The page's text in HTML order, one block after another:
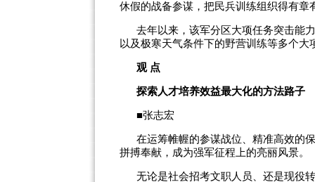
休假的战备参谋，把民兵训练组织得有章
去年以来，该军分区大项任务突击能
以及极寒天气条件下的野营训练等多个大
观 点
探索人才培养效益最大化的方法路子
■张志宏
在运筹帷幄的参谋战位、精准高效的
拼搏奉献，成为强军征程上的亮丽风景。
无论是社会招考文职人员、还是现役